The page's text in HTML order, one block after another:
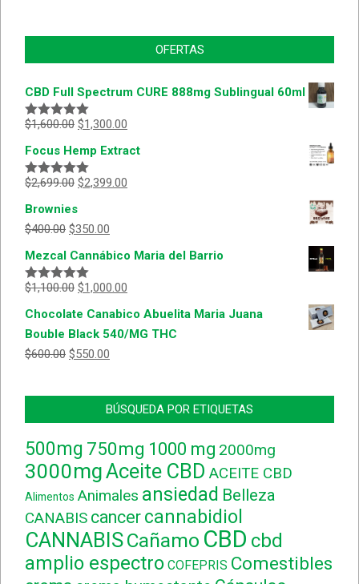
OFERTAS
CBD Full Spectrum CURE 888mg Sublingual 60ml
Valorado
5
$1,600.00 $1,300.00
Focus Hemp Extract
Valorado
5
$2,699.00 $2,399.00
Brownies
$400.00 $350.00
Mezcal Cannábico Maria del Barrio
Valorado
5
$1,100.00 $1,000.00
Chocolate Canabico Abuelita Maria Juana
Bouble Black 540/MG THC
$600.00 $550.00
BÚSQUEDA POR ETIQUETAS
500mg 750mg 1000 mg 2000mg
3000mgAceite CBD ACEITE CBD
Alimentos Animales ansiedad Belleza
CANABIS cancer cannabidiol
CANNABISCañamo CBD cbd
amplio espectro COFEPRIS Comestibles